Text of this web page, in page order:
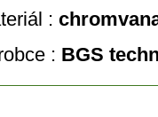
:
: BGS